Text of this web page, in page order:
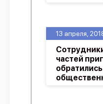
13 апреля,
частей